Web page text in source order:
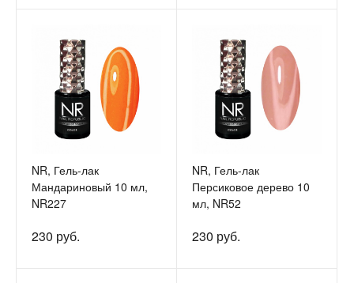
NR, Гель-лак
Мандариновый 10 мл,
NR227
230 руб.
NR, Гель-лак
Персиковое дерево 10
мл, NR52
230 руб.